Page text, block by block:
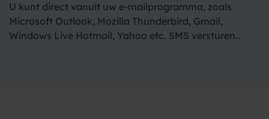
U kunt direct vanuit uw e-mailprogramma, zoals
Microsoft Outlook, Mozilla Thunderbird, Gmail,
Windows Live Hotmail, Yahoo etc. SMS versturen..